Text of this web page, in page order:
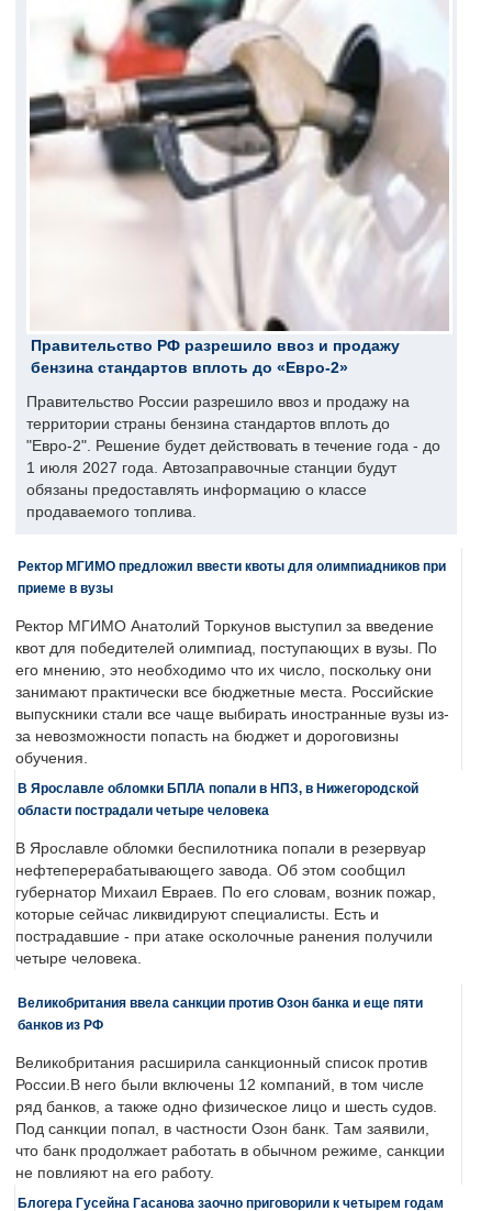
Правительство РФ разрешило ввоз и продажу
бензина стандартов вплоть до «Евро-2»
Правительство России разрешило ввоз и продажу на
территории страны бензина стандартов вплоть до
"Евро-2". Решение будет действовать в течение года - до
1 июля 2027 года. Автозаправочные станции будут
обязаны предоставлять информацию о классе
продаваемого топлива.
Ректор МГИМО предложил ввести квоты для олимпиадников при
приеме в вузы
Ректор МГИМО Анатолий Торкунов выступил за введение
квот для победителей олимпиад, поступающих в вузы. По
его мнению, это необходимо что их число, поскольку они
занимают практически все бюджетные места. Российские
выпускники стали все чаще выбирать иностранные вузы из-
за невозможности попасть на бюджет и дороговизны
обучения.
В Ярославле обломки БПЛА попали в НПЗ, в Нижегородской
области пострадали четыре человека
В Ярославле обломки беспилотника попали в резервуар
нефтеперерабатывающего завода. Об этом сообщил
губернатор Михаил Евраев. По его словам, возник пожар,
которые сейчас ликвидируют специалисты. Есть и
пострадавшие - при атаке осколочные ранения получили
четыре человека.
Великобритания ввела санкции против Озон банка и еще пяти
банков из РФ
Великобритания расширила санкционный список против
России.В него были включены 12 компаний, в том числе
ряд банков, а также одно физическое лицо и шесть судов.
Под санкции попал, в частности Озон банк. Там заявили,
что банк продолжает работать в обычном режиме, санкции
не повлияют на его работу.
Блогера Гусейна Гасанова заочно приговорили к четырем годам